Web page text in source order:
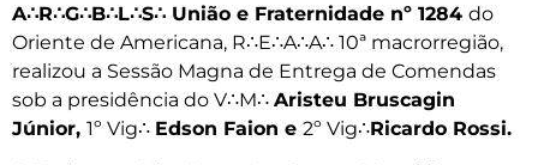
A∴R∴G∴B∴L∴S∴ União e Fraternidade nº 1284 do
Oriente de Americana, R∴E∴A∴A∴ 10ª macrorregião,
realizou a Sessão Magna de Entrega de Comendas
sob a presidência do V∴M∴ Aristeu Bruscagin
Júnior, 1º Vig∴ Edson Faion e 2º Vig∴Ricardo Rossi.